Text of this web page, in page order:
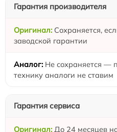
Гарантия производителя
Сохраняется,
заводской гарантии
Не сохраняется —
технику аналоги не ставим
Гарантия сервиса
До 24 месяцев